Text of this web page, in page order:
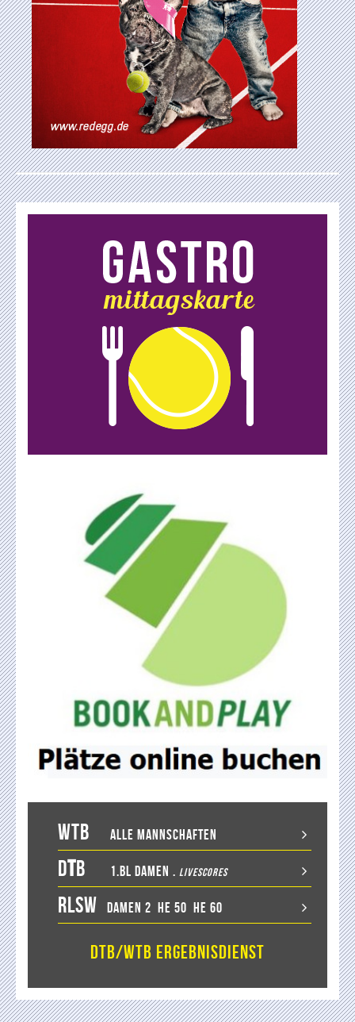
WTB Alle Mannschaften
DTB 1.BL Damen . LiveScores
RLSW Damen 2 He 50 He 60
DTB/WTB Ergebnisdienst